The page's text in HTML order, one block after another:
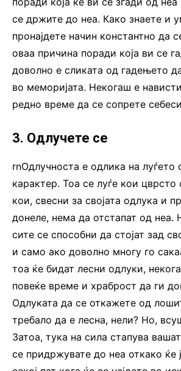
се држите до неа. Како знаете и
пронајдете начин константно да
оваа причина поради која ви се
доволно е сликата од гадењето
во меморијата. Некогаш е
редно време да се сопрете
3. Одлучете се
rnОдлучноста е одлика на луѓето
карактер. Тоа се луѓе кои цврсто
кои, свесни за својата одлука и
донеле, нема да отстапат од неа.
сите се способни да стојат зад
и само ако доволно многу го
тоа ќе бидат лесни одлуки,
повеќе време и храброст да ги
Одлуката да се откажете од
требало да е лесна, нели? Но,
Затоа, тука на сила стапува
се придржувате до неа откако ќе